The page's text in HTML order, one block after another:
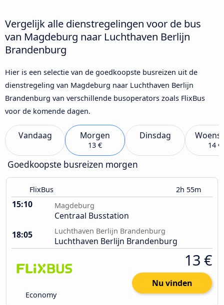
Vergelijk alle dienstregelingen voor de bus
van Magdeburg naar Luchthaven Berlijn
Brandenburg
Hier is een selectie van de goedkoopste busreizen uit de
dienstregeling van Magdeburg naar Luchthaven Berlijn
Brandenburg van verschillende busoperators zoals FlixBus
voor de komende dagen.
Vandaag Morgen
13 €
Dinsdag
14 €
Goedkoopste busreizen morgen
FlixBus 2h 55m
15:10 Magdeburg
Centraal Busstation
18:05
Luchthaven Berlijn Brandenburg
Luchthaven Berlijn Brandenburg
Economy
13 €
Nu vinden